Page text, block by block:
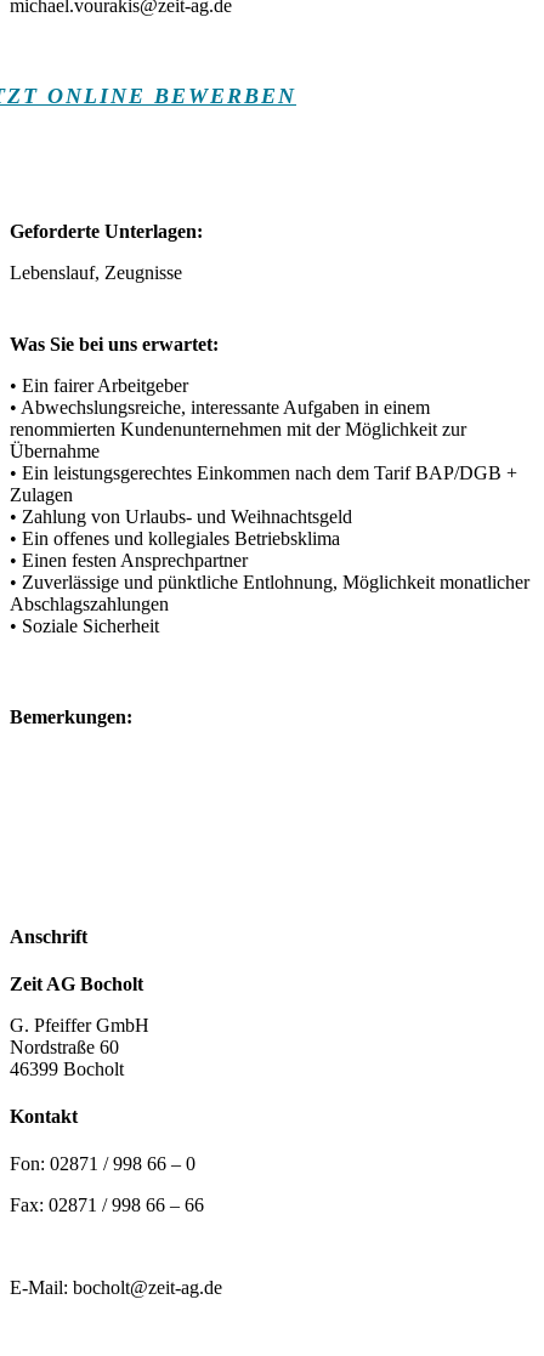
michael.vourakis@zeit-ag.de
ONLINE BEWERBEN
Geforderte Unterlagen:
Lebenslauf, Zeugnisse
Was Sie bei uns erwartet:
• Ein fairer Arbeitgeber
• Abwechslungsreiche, interessante Aufgaben in einem
renommierten Kundenunternehmen mit der Möglichkeit zur
Übernahme
• Ein leistungsgerechtes Einkommen nach dem Tarif BAP/DGB +
Zulagen
• Zahlung von Urlaubs- und Weihnachtsgeld
• Ein offenes und kollegiales Betriebsklima
• Einen festen Ansprechpartner
• Zuverlässige und pünktliche Entlohnung, Möglichkeit monatlicher
Abschlagszahlungen
• Soziale Sicherheit
Bemerkungen:
Anschrift
Zeit AG Bocholt
G. Pfeiffer GmbH
Nordstraße 60
46399 Bocholt
Kontakt
Fon: 02871 / 998 66 – 0
Fax: 02871 / 998 66 – 66
E-Mail: bocholt@zeit-ag.de